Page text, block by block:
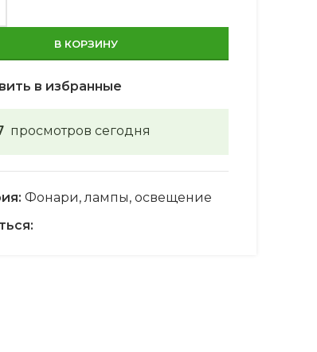
В КОРЗИНУ
в избранные
просмотров сегодня
Фонари, лампы, освещение